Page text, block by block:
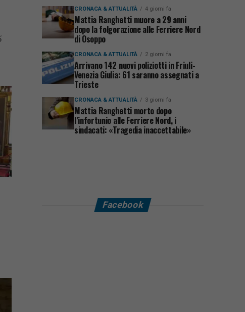
CRONACA & ATTUALITÀ 4 giorni fa
Mattia Ranghetti muore a 29 anni
dopo la folgorazione alle Ferriere Nord
di Osoppo
CRONACA & ATTUALITÀ 2 giorni fa
Arrivano 142 nuovi poliziotti in Friuli-
Venezia Giulia: 61 saranno assegnati a
Trieste
CRONACA & ATTUALITÀ 3 giorni fa
Mattia Ranghetti morto dopo
l’infortunio alle Ferriere Nord, i
sindacati: «Tragedia inaccettabile»
Facebook